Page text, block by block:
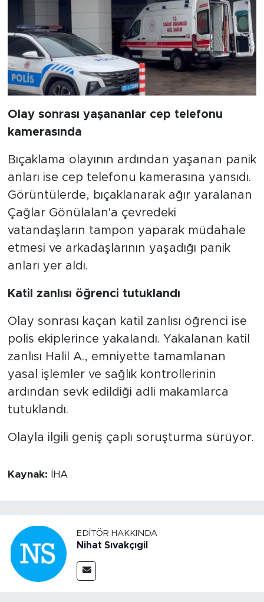
Olay sonrası yaşananlar cep telefonu
kamerasında
Bıçaklama olayının ardından yaşanan panik
anları ise cep telefonu kamerasına yansıdı.
Görüntülerde, bıçaklanarak ağır yaralanan
Çağlar Gönülalan'a çevredeki
vatandaşların tampon yaparak müdahale
etmesi ve arkadaşlarının yaşadığı panik
anları yer aldı.
Katil zanlısı öğrenci tutuklandı
Olay sonrası kaçan katil zanlısı öğrenci ise
polis ekiplerince yakalandı. Yakalanan katil
zanlısı Halil A., emniyette tamamlanan
yasal işlemler ve sağlık kontrollerinin
ardından sevk edildiği adli makamlarca
tutuklandı.
Olayla ilgili geniş çaplı soruşturma sürüyor.
Kaynak: İHA
EDITÖR HAKKINDA
Nihat Sıvakçıgil